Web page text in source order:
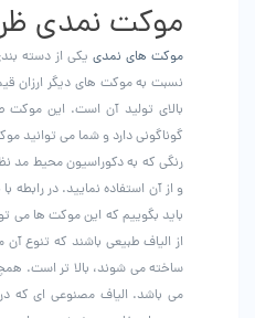
موکت نمدی
موکت های نمدی یکی از دسته
نسبت به موکت های دیگر ارزان
بالای تولید آن است. این موکت
گوناگونی دارد و شما می توانید
رنگی که به دکوراسیون محیط مد
و از آن استفاده نمایید. در
باید بگوییم که این موکت ها می
از الیاف طبیعی باشند که تنوع
ساخته می شوند، بالا تر است.
می باشد. الیاف مصنوعی ای که